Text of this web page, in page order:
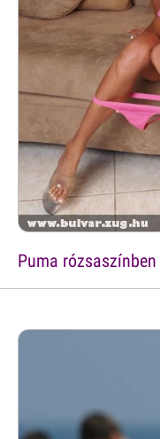
Puma rózsaszínben